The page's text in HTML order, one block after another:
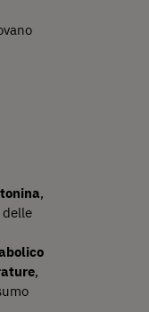
,
delle
,